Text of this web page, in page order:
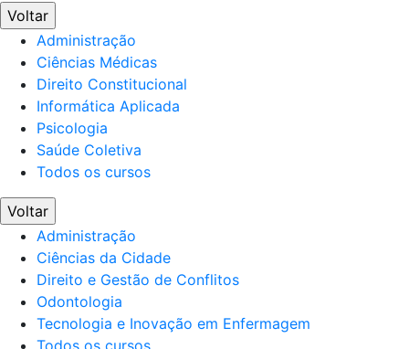
Voltar
Administração
Ciências Médicas
Direito Constitucional
Informática Aplicada
Psicologia
Saúde Coletiva
Todos os cursos
Voltar
Administração
Ciências da Cidade
Direito e Gestão de Conflitos
Odontologia
Tecnologia e Inovação em Enfermagem